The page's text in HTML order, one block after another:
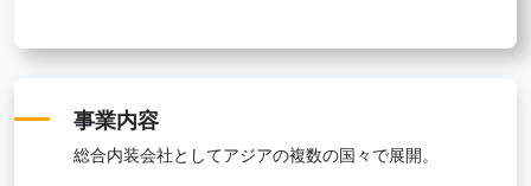
事業内容
総合内装会社としてアジアの複数の国々で展開。